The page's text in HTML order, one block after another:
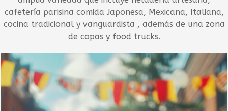
cafetería parisina comida Japonesa, Mexicana, Italiana,
cocina tradicional y vanguardista , además de una zona
de copas y food trucks.